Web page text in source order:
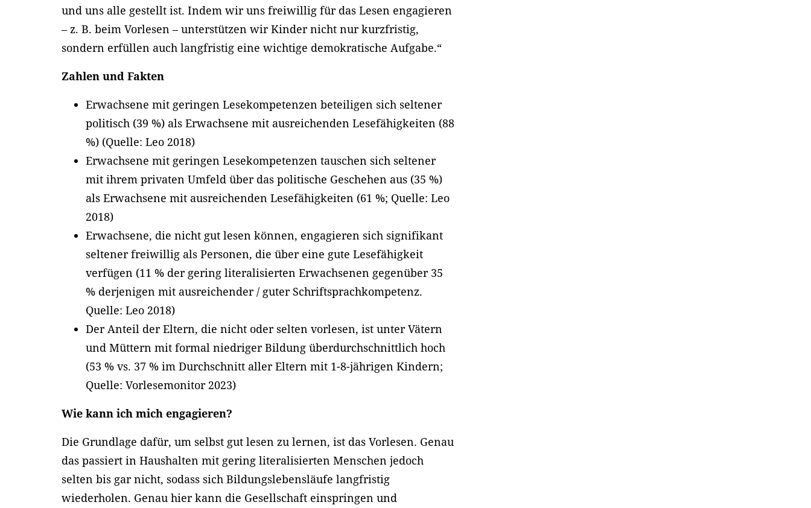
und uns alle gestellt ist. Indem wir uns freiwillig für das Lesen engagieren
– z. B. beim Vorlesen – unterstützen wir Kinder nicht nur kurzfristig,
sondern erfüllen auch langfristig eine wichtige demokratische Aufgabe.“
Zahlen und Fakten
Erwachsene mit geringen Lesekompetenzen beteiligen sich seltener
politisch (39 %) als Erwachsene mit ausreichenden Lesefähigkeiten (88
%) (Quelle: Leo 2018)
Erwachsene mit geringen Lesekompetenzen tauschen sich seltener
mit ihrem privaten Umfeld über das politische Geschehen aus (35 %)
als Erwachsene mit ausreichenden Lesefähigkeiten (61 %; Quelle: Leo
2018)
Erwachsene, die nicht gut lesen können, engagieren sich signifikant
seltener freiwillig als Personen, die über eine gute Lesefähigkeit
verfügen (11 % der gering literalisierten Erwachsenen gegenüber 35
% derjenigen mit ausreichender / guter Schriftsprachkompetenz.
Quelle: Leo 2018)
Der Anteil der Eltern, die nicht oder selten vorlesen, ist unter Vätern
und Müttern mit formal niedriger Bildung überdurchschnittlich hoch
(53 % vs. 37 % im Durchschnitt aller Eltern mit 1-8-jährigen Kindern;
Quelle: Vorlesemonitor 2023)
Wie kann ich mich engagieren?
Die Grundlage dafür, um selbst gut lesen zu lernen, ist das Vorlesen. Genau
das passiert in Haushalten mit gering literalisierten Menschen jedoch
selten bis gar nicht, sodass sich Bildungslebensläufe langfristig
wiederholen. Genau hier kann die Gesellschaft einspringen und